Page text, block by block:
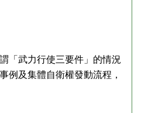
「武力行使三要件」的情況
例及集體自衛權發動流程，